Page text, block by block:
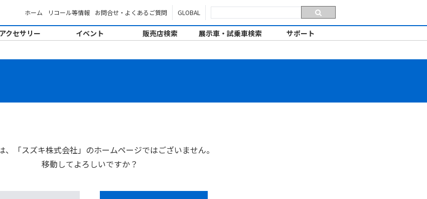
ホーム リコール等情報 お問合せ・よくあるご質問 GLOBAL
アクセサリー イベント 販売店検索 展示車・試乗車検索 サポート
、「スズキ株式会社」のホームページではございません。
移動してよろしいですか？